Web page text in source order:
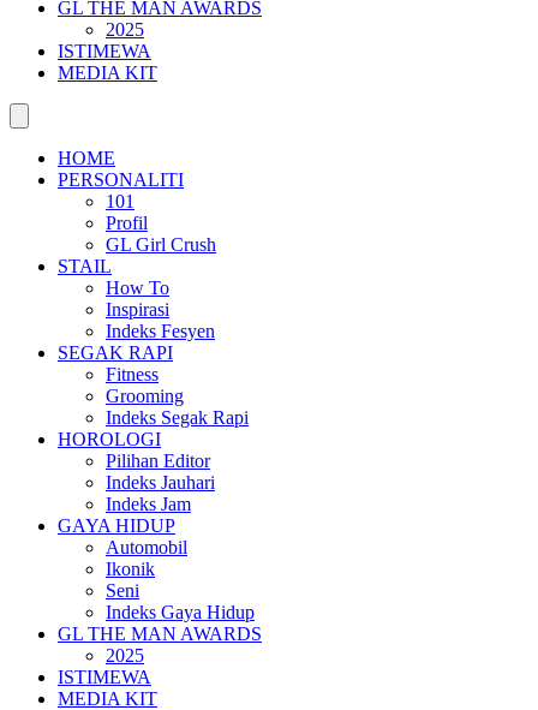
GL THE MAN AWARDS
2025
ISTIMEWA
MEDIA KIT
HOME
PERSONALITI
101
Profil
GL Girl Crush
STAIL
How To
Inspirasi
Indeks Fesyen
SEGAK RAPI
Fitness
Grooming
Indeks Segak Rapi
HOROLOGI
Pilihan Editor
Indeks Jauhari
Indeks Jam
GAYA HIDUP
Automobil
Ikonik
Seni
Indeks Gaya Hidup
GL THE MAN AWARDS
2025
ISTIMEWA
MEDIA KIT